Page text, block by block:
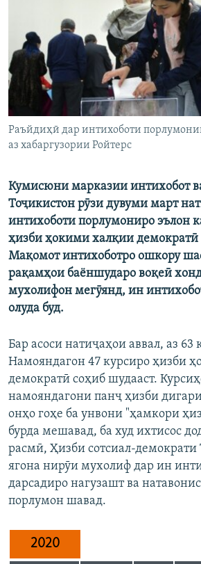
ГУЗОРИШҲОИ РАДИОӢ
ПАЙГИРӢ КУНЕД
Раъйдиҳӣ дар интихоботи
аз хабаргузории Ройтерс
Кумисюни марказии интихобот
Тоҷикистон рӯзи дувуми март
интихоботи порлумониро эълон
ҳизби ҳокими халқии демократӣ
Мақомот интихоботро ошкору
рақамҳои баёншударо воқеӣ
мухолифон мегӯянд, ин
олуда буд.
Бар асоси натиҷаҳои аввал, аз
Намояндагон 47 курсиро ҳизби
демократӣ соҳиб шудааст.
намояндагони панҷ ҳизби
онҳо гоҳе ба унвони "ҳамкори
бурда мешавад, ба худ ихтисос
расмӣ, Ҳизби сотсиал-демократи
ягона нирӯи мухолиф дар ин
дарсадиро нагузашт ва
порлумон шавад.